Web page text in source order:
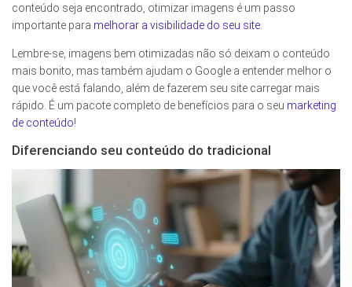
conteúdo seja encontrado, otimizar imagens é um passo
importante para melhorar a visibilidade do seu site
Lembre-se, imagens bem otimizadas não só deixam o conteúdo
mais bonito, mas também ajudam o Google a entender melhor o
que você está falando, além de fazerem seu site carregar mais
rápido. É um pacote completo de benefícios para o seu marketing
de conteúdo!
Diferenciando seu conteúdo do tradicional